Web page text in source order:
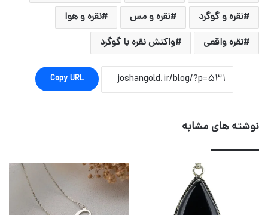
نقره و گوگرد
نقره و مس
نقره و هوا
نقره واقعی
واکنش نقره با گوگرد
Copy URL
نوشته های مشابه